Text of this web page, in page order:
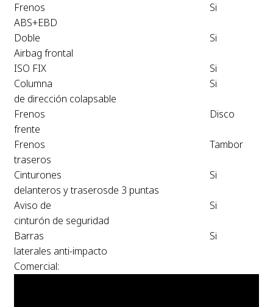
Frenos
ABS+EBD
Si
Doble
Airbag frontal
Si
ISO FIX
Si
Columna
de dirección colapsable
Si
Frenos
frente
Disco
Frenos
traseros
Tambor
Cinturones
delanteros y traserosde 3 puntas
Si
Aviso de
cinturón de seguridad
Si
Barras
laterales anti-impacto
Si
Comercial: